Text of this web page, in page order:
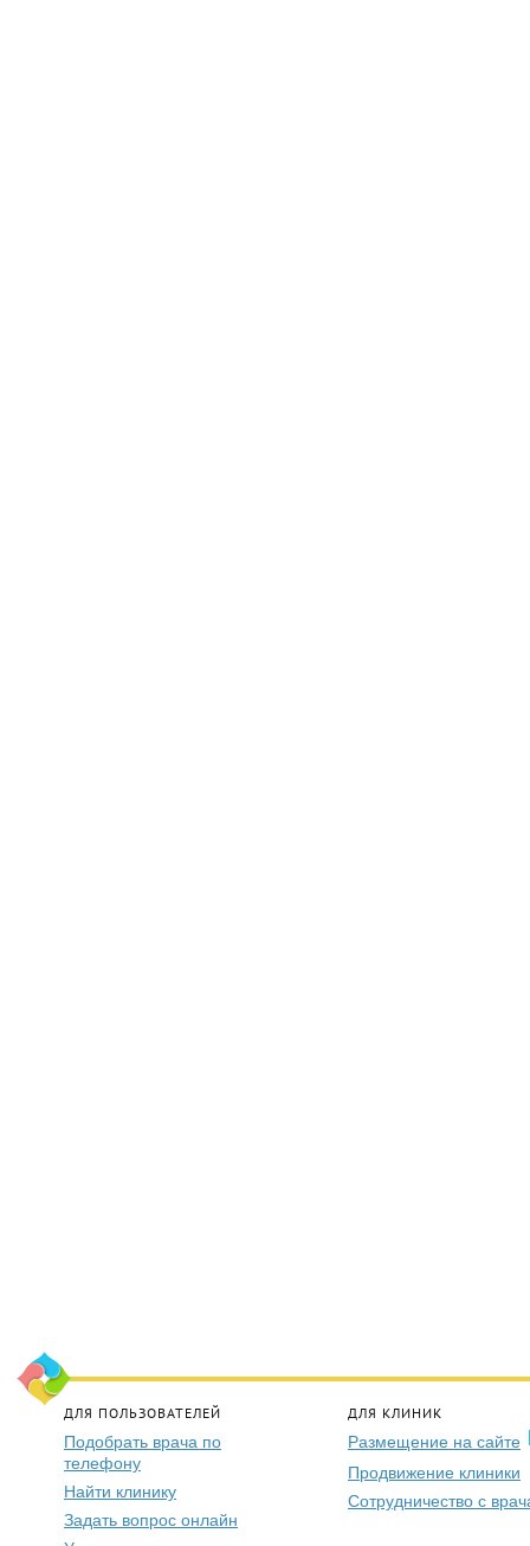
ДЛЯ ПОЛЬЗОВАТЕЛЕЙ
Подобрать врача по
телефону
Найти клинику
Задать вопрос онлайн
ДЛЯ КЛИНИК
Размещение на сайте
Продвижение клиники
Сотрудничество с